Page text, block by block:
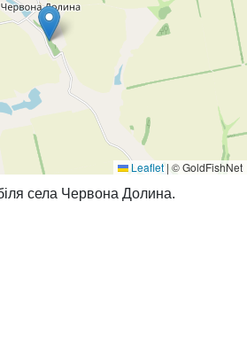
Leaflet | © GoldFishNet
села Червона Долина.